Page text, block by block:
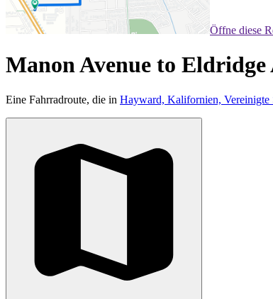
Öffne diese
Manon Avenue to Eldridge
Eine Fahrradroute, die in Hayward, Kalifornien, Vereinigte